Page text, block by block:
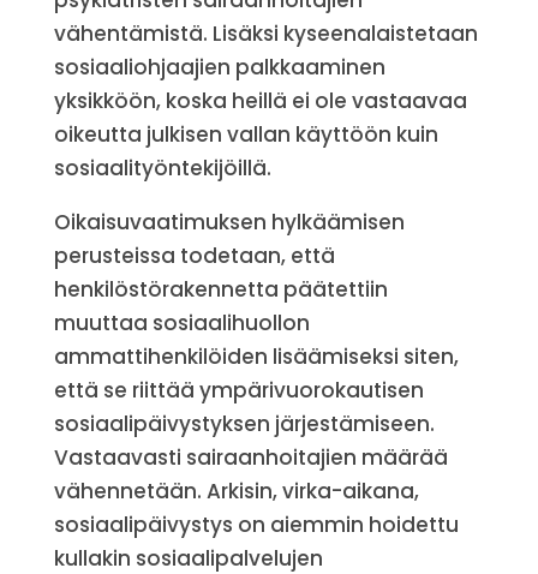
vähentämistä. Lisäksi kyseenalaistetaan
sosiaaliohjaajien palkkaaminen
yksikköön, koska heillä ei ole vastaavaa
oikeutta julkisen vallan käyttöön kuin
sosiaalityöntekijöillä.
Oikaisuvaatimuksen hylkäämisen
perusteissa todetaan, että
henkilöstörakennetta päätettiin
muuttaa sosiaalihuollon
ammattihenkilöiden lisäämiseksi siten,
että se riittää ympärivuorokautisen
sosiaalipäivystyksen järjestämiseen.
Vastaavasti sairaanhoitajien määrää
vähennetään. Arkisin, virka-aikana,
sosiaalipäivystys on aiemmin hoidettu
kullakin sosiaalipalvelujen